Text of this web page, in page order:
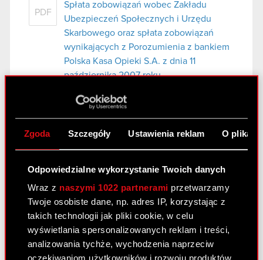
Zgoda Szczegóły Ustawienia reklam O
Odpowiedzialne wykorzystanie Twoich danych
Wraz z naszymi 1022 partnerami przetwarzamy
Twoje osobiste dane, np. adres IP, korzystając z
takich technologii jak pliki cookie, w celu
wyświetlania spersonalizowanych reklam i treści,
analizowania tychże, wychodzenia naprzeciw
PDF
Spłata zobowiązań wobec Zakładu
Ubezpieczeń Społecznych i Urzędu
Skarbowego oraz spłata zobowiązań
wynikających z Porozumienia z bankiem
Polska Kasa Opieki S.A. z dnia 11
października 2007 roku.
Raport bieżący nr 47/2008
14 kwietnia 2008
PDF
zakładowego Optimus S.A.
Raport bieżący nr 46/2008
11 kwietnia 2008
Apelacja od wyroku Sądu Rejonowego w